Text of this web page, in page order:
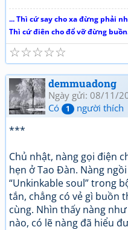
... Thì cứ say cho xa đừng phải
Thì cứ điên cho đổ vỡ đừng
☆
☆
☆
☆
☆
demmuadong
Ngày gửi: 08/11/
Có
1 người thích
***
Chủ nhật, nàng gọi điện
hẹn ở Tao Đàn. Nàng
“Unkinkable soul” trong
tắn, chẳng có vẻ gì buồn
cùng. Nhìn thấy nàng
nào, có lẽ nàng đã hiểu